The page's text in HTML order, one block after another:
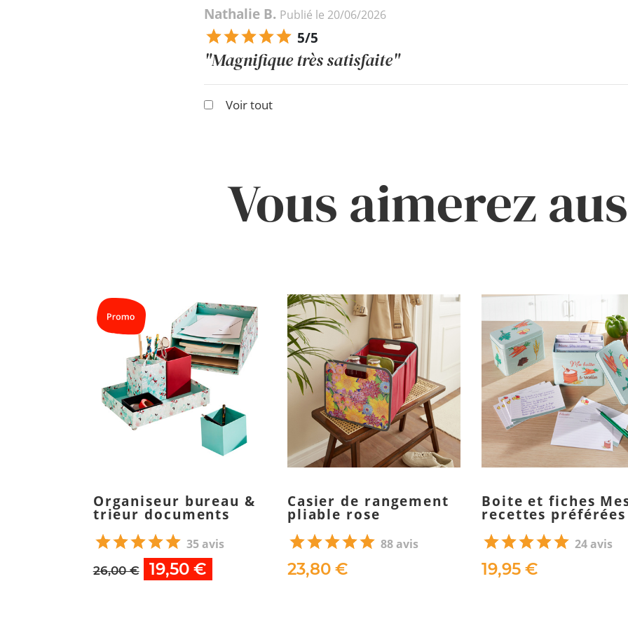
Nathalie B. Publié le 20/06/2026
5/5
"Magnifique très satisfaite"
Voir tout
Vous aimerez
Organiseur bureau &
trieur documents
35 avis
26,00 € 19,50 €
Casier de rangement
pliable rose
88 avis
23,80 €
Boite et fiches
recettes préférées
24 avis
19,95 €